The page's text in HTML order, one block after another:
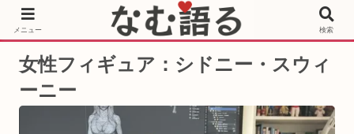
［PR］Prime Video もっと観るならサブスクリプション
女性フィギュア：シドニー・スウィ
ーニー
メニュー 検索